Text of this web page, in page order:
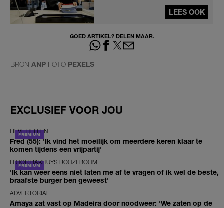
LEES OOK
GOED ARTIKEL? DELEN MAAR.
BRON ANP FOTO PEXELS
EXCLUSIEF VOOR JOU
LIEVE HELEEN
Fred (55): 'Ik vind het moeilijk om meerdere keren klaar te
komen tijdens een vrijpartij'
FLOOR BAKHUYS ROOZEBOOM
'Ik kan weer eens niet laten me af te vragen of ik wel de beste,
braafste burger ben geweest'
ADVERTORIAL
Amaya zat vast op Madeira door noodweer: 'We zaten op de